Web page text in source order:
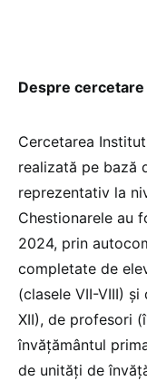
Despre
Cercetarea
realizată pe bază
reprezentativ la
Chestionarele au
2024, prin
completate de
(clasele VII-VIII)
XII), de profesori
învățământul
de unități de